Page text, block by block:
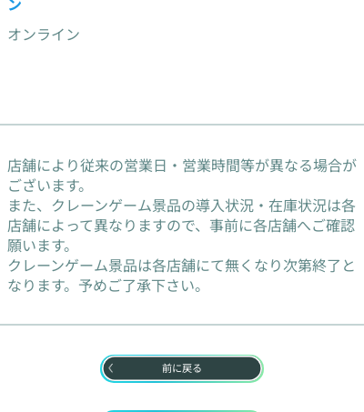
オンライン
店舗により従来の営業日・営業時間等が異なる場合が
ございます。
また、クレーンゲーム景品の導入状況・在庫状況は各
店舗によって異なりますので、事前に各店舗へご確認
願います。
クレーンゲーム景品は各店舗にて無くなり次第終了と
なります。予めご了承下さい。
前に戻る